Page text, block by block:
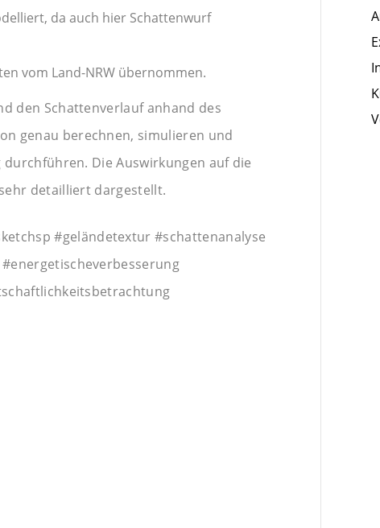
da auch hier Schattenwurf
vom Land-NRW übernommen.
den Schattenverlauf anhand des
genau berechnen, simulieren und
Die Auswirkungen auf die
detailliert dargestellt.
#geländetextur #schattenanalyse